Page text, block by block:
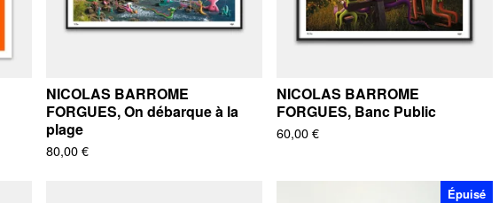
NICOLAS BARROME
FORGUES, On débarque à la
plage
80,00€
NICOLAS BARROME
FORGUES, Banc Public
60,00€
Épuisé